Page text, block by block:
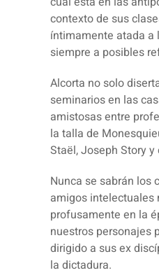
contexto de sus
íntimamente atada a
siempre a posibles
Alcorta no solo
seminarios en las
amistosas entre
la talla de
Staël, Joseph Story y
Nunca se sabrán los
amigos intelectuales
profusamente en la
nuestros personajes
dirigido a sus ex
la dictadura.